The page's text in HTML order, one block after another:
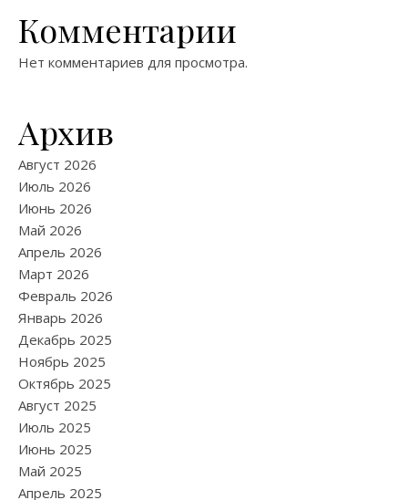
Комментарии
Нет комментариев для просмотра.
Архив
Август 2026
Июль 2026
Июнь 2026
Май 2026
Апрель 2026
Март 2026
Февраль 2026
Январь 2026
Декабрь 2025
Ноябрь 2025
Октябрь 2025
Август 2025
Июль 2025
Июнь 2025
Май 2025
Апрель 2025